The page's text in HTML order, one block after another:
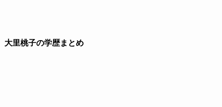
大里桃子の学歴まとめ